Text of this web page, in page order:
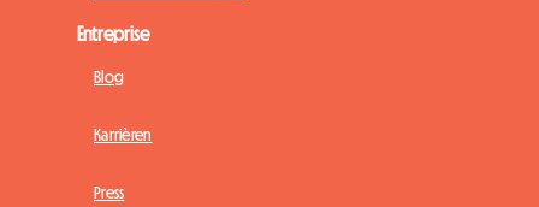
Entreprise
Blog
Karrièren
Press